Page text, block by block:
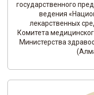
государственного
ведения
лекарственных
Комитета
Министерства